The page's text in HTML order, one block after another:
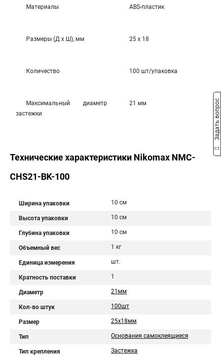
Материалы ABS-пластик
Размеры (Д х Ш), мм 25 х 18
Количество 100 шт/упаковка
Максимальный диаметр
застежки
21 мм
Технические характеристики Nikomax NMC-
CHS21-BK-100
Ширина упаковки 10 см
Высота упаковки 10 см
Глубина упаковки 10 см
Объемный вес 1 кг
Единица измерения шт.
Кратность поставки 1
Диаметр 21мм
Кол-во штук 100шт
Размер 25х18мм
Тип Основания самоклеящиеся
Тип крепления Застежка
Задать вопрос